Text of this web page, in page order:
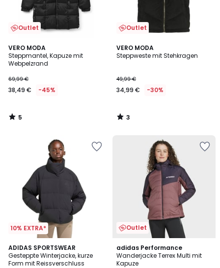
Outlet
VERO MODA
Steppmantel, Kapuze mit
Webpelzrand
69,99 €
38,49 € -45%
5
/
5
5
/
Outlet
VERO MODA
Steppweste mit Stehkragen
49,99 €
34,99 € -30%
3
/
3
/
10% EXTRA*
ADIDAS SPORTSWEAR
Gesteppte Winterjacke, kurze
Form mit Reissverschluss
Outlet
adidas Performance
Wanderjacke Terrex Multi mit
Kapuze
4,6
/ 5